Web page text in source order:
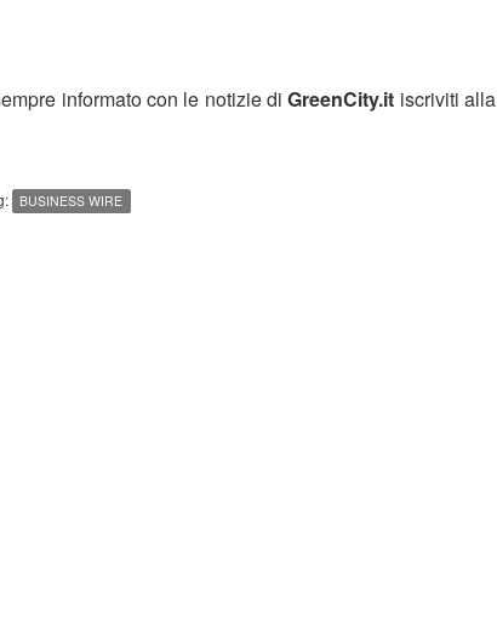
informato con le notizie diGreenCity.it iscriviti alla
BUSINESS WIRE